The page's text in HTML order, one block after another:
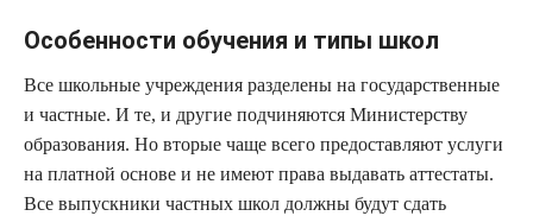
Особенности обучения и типы школ
Все школьные учреждения разделены на государственные
и частные. И те, и другие подчиняются Министерству
образования. Но вторые чаще всего предоставляют услуги
на платной основе и не имеют права выдавать аттестаты.
Все выпускники частных школ должны будут сдать